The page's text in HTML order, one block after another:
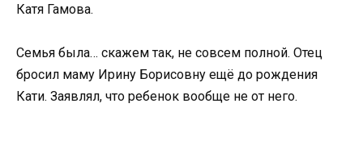
Катя Гамова.
Семья была… скажем так, не совсем полной. Отец
бросил маму Ирину Борисовну ещё до рождения
Кати. Заявлял, что ребенок вообще не от него.